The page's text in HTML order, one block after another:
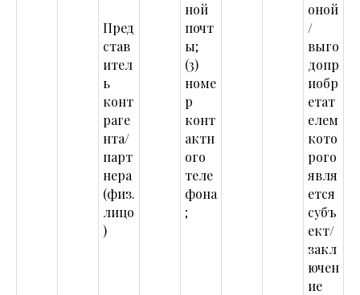
Пред
став
ител
ь
конт
раге
нта/
парт
нера
(физ.
лицо
)
ной
почт
ы;
(3)
номе
р
конт
актн
ого
теле
фона
;
оной
/
выго
допр
иобр
етат
елем
кото
рого
явля
ется
субъ
ект/
закл
ючен
ие